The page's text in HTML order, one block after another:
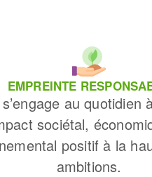
EMPREINTE
au quotidien
sociétal,
positif à la
ambitions.